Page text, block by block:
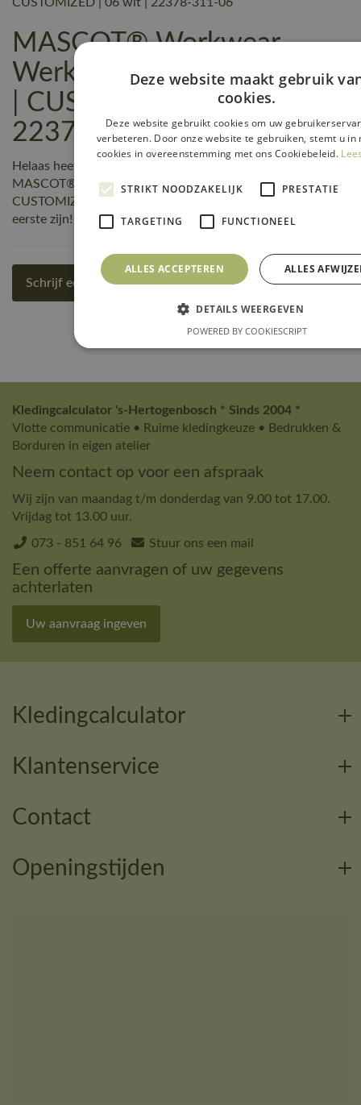
MASCOT® Workwear
Werkbroek met kniezakken
| CUSTOMIZED | 06 wit |
22378-311-06 reviews
Helaas heeft nog niemand een beoordeling geschreven over
MASCOT® Workwear Werkbroek met kniezakken |
CUSTOMIZED | 06 wit | 22378-311-06, maar jij kunt de
eerste zijn! Schrijf een review!
Schrijf een review
Kledingcalculator 's-Hertogenbosch * Sinds 2004 *
Vlotte communicatie • Ruime kledingkeuze • Bedrukken &
Borduren in eigen atelier
Neem contact op voor een afspraak
Wij zijn van maandag t/m donderdag van 9.00 tot 17.00.
Vrijdag tot 13.00 uur.
073 - 851 64 96 Stuur ons een mail
Een offerte aanvragen of uw gegevens
achterlaten
Uw aanvraag ingeven
Kledingcalculator
Klantenservice
Contact
Openingstijden
Deze website maakt gebruik
cookies.
Deze website gebruikt cookies om uw
verbeteren. Door onze website te gebruiken, stemt u in
cookies in overeenstemming met ons Cookiebeleid.
STRIKT NOODZAKELIJK PRESTATIE
TARGETING FUNCTIONEEL
ALLES ACCEPTEREN ALLES
DETAILS WEERGEVEN
POWERED BY COOKIESCRIPT